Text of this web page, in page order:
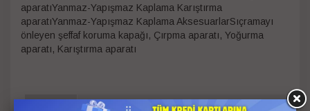
aparatıYanmaz-Yapışmaz Kaplama Karıştırma
aparatıYanmaz-Yapışmaz Kaplama AksesuarlarSıçramayı
önleyen şeffaf koruma kapağı, Çırpma aparatı, Yoğurma
aparatı, Karıştırma aparatı
5.0